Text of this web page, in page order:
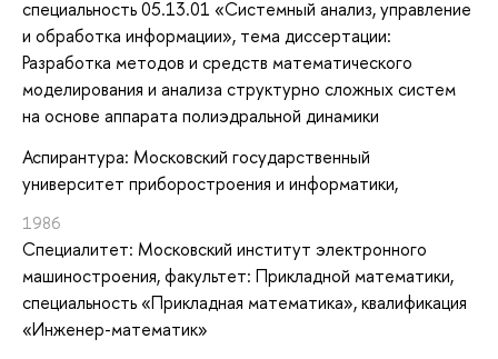
специальность 05.13.01 «Системный анализ, управление
и обработка информации», тема диссертации:
Разработка методов и средств математического
моделирования и анализа структурно сложных систем
на основе аппарата полиэдральной динамики
Аспирантура: Московский государственный
университет приборостроения и информатики,
1986
Специалитет: Московский институт электронного
машиностроения, факультет: Прикладной математики,
специальность «Прикладная математика», квалификация
«Инженер-математик»